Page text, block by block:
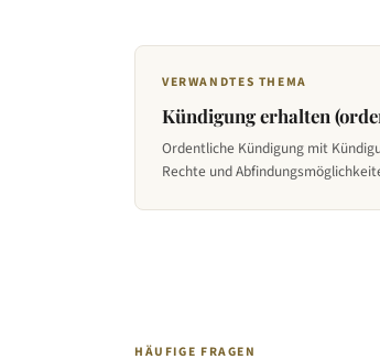
VERWANDTES THEMA
Kündigung erhalten
Ordentliche Kündigung mit
Rechte und
HÄUFIGE FRAGEN